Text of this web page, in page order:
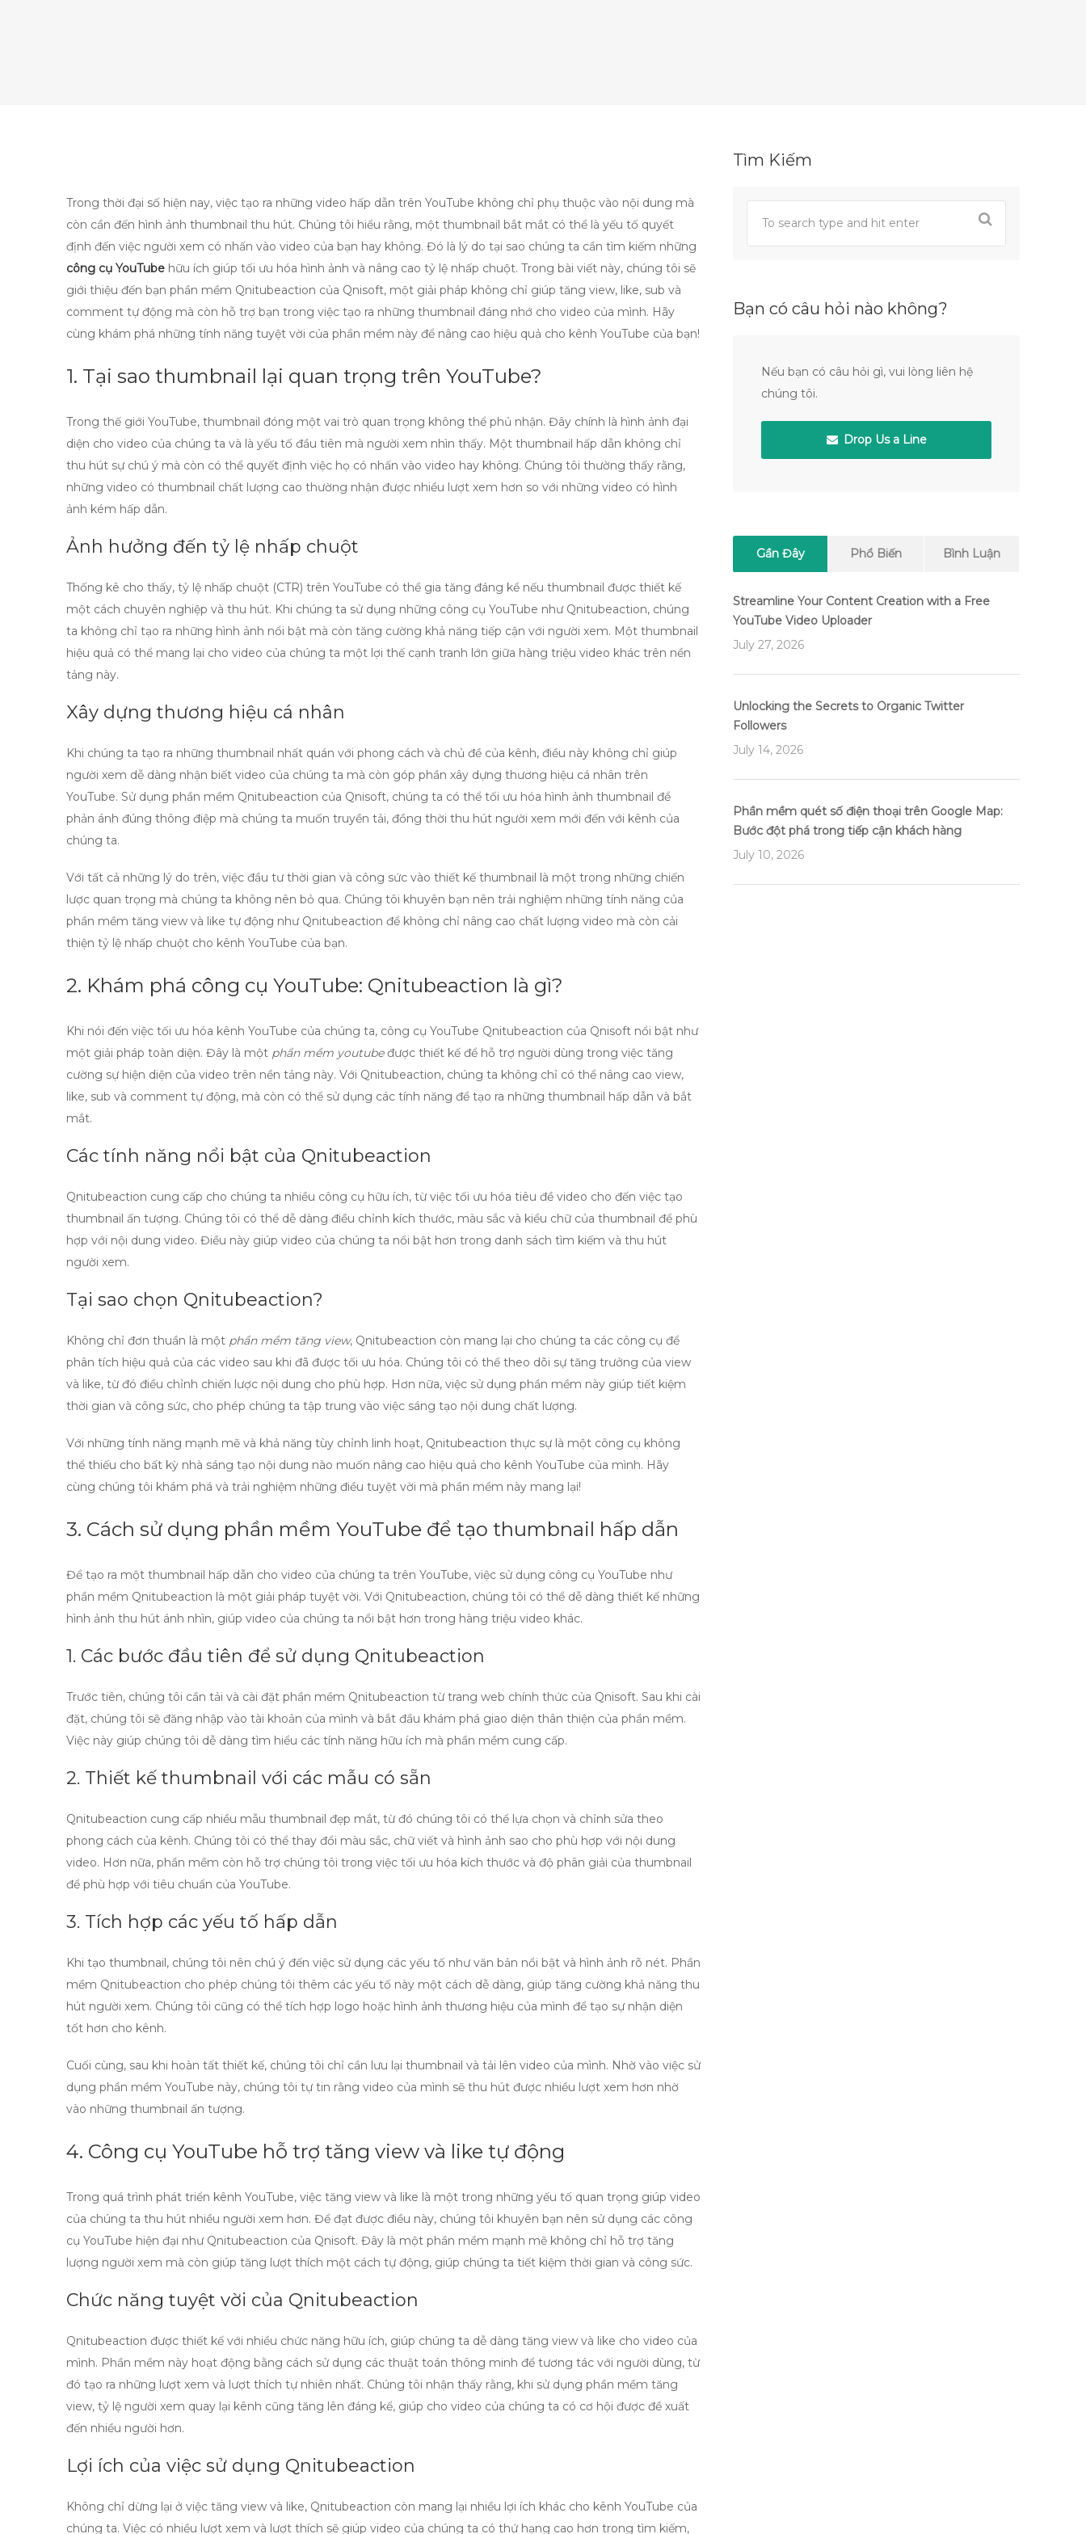
Trong thời đại số hiện nay, việc tạo ra những video hấp dẫn trên YouTube không chỉ phụ thuộc vào nội dung mà
còn cần đến hình ảnh thumbnail thu hút. Chúng tôi hiểu rằng, một thumbnail bắt mắt có thể là yếu tố quyết
định đến việc người xem có nhấn vào video của bạn hay không. Đó là lý do tại sao chúng ta cần tìm kiếm những
công cụ YouTube hữu ích giúp tối ưu hóa hình ảnh và nâng cao tỷ lệ nhấp chuột. Trong bài viết này, chúng tôi sẽ
giới thiệu đến bạn phần mềm Qnitubeaction của Qnisoft, một giải pháp không chỉ giúp tăng view, like, sub và
comment tự động mà còn hỗ trợ bạn trong việc tạo ra những thumbnail đáng nhớ cho video của mình. Hãy
cùng khám phá những tính năng tuyệt vời của phần mềm này để nâng cao hiệu quả cho kênh YouTube của bạn!
1. Tại sao thumbnail lại quan trọng trên YouTube?
Trong thế giới YouTube, thumbnail đóng một vai trò quan trọng không thể phủ nhận. Đây chính là hình ảnh đại
diện cho video của chúng ta và là yếu tố đầu tiên mà người xem nhìn thấy. Một thumbnail hấp dẫn không chỉ
thu hút sự chú ý mà còn có thể quyết định việc họ có nhấn vào video hay không. Chúng tôi thường thấy rằng,
những video có thumbnail chất lượng cao thường nhận được nhiều lượt xem hơn so với những video có hình
ảnh kém hấp dẫn.
Ảnh hưởng đến tỷ lệ nhấp chuột
Thống kê cho thấy, tỷ lệ nhấp chuột (CTR) trên YouTube có thể gia tăng đáng kể nếu thumbnail được thiết kế
một cách chuyên nghiệp và thu hút. Khi chúng ta sử dụng những công cụ YouTube như Qnitubeaction, chúng
ta không chỉ tạo ra những hình ảnh nổi bật mà còn tăng cường khả năng tiếp cận với người xem. Một thumbnail
hiệu quả có thể mang lại cho video của chúng ta một lợi thế cạnh tranh lớn giữa hàng triệu video khác trên nền
tảng này.
Xây dựng thương hiệu cá nhân
Khi chúng ta tạo ra những thumbnail nhất quán với phong cách và chủ đề của kênh, điều này không chỉ giúp
người xem dễ dàng nhận biết video của chúng ta mà còn góp phần xây dựng thương hiệu cá nhân trên
YouTube. Sử dụng phần mềm Qnitubeaction của Qnisoft, chúng ta có thể tối ưu hóa hình ảnh thumbnail để
phản ánh đúng thông điệp mà chúng ta muốn truyền tải, đồng thời thu hút người xem mới đến với kênh của
chúng ta.
Với tất cả những lý do trên, việc đầu tư thời gian và công sức vào thiết kế thumbnail là một trong những chiến
lược quan trọng mà chúng ta không nên bỏ qua. Chúng tôi khuyên bạn nên trải nghiệm những tính năng của
phần mềm tăng view và like tự động như Qnitubeaction để không chỉ nâng cao chất lượng video mà còn cải
thiện tỷ lệ nhấp chuột cho kênh YouTube của bạn.
2. Khám phá công cụ YouTube: Qnitubeaction là gì?
Khi nói đến việc tối ưu hóa kênh YouTube của chúng ta, công cụ YouTube Qnitubeaction của Qnisoft nổi bật như
một giải pháp toàn diện. Đây là một phần mềm youtubeđược thiết kế để hỗ trợ người dùng trong việc tăng
cường sự hiện diện của video trên nền tảng này. Với Qnitubeaction, chúng ta không chỉ có thể nâng cao view,
like, sub và comment tự động, mà còn có thể sử dụng các tính năng để tạo ra những thumbnail hấp dẫn và bắt
mắt.
Các tính năng nổi bật của Qnitubeaction
Qnitubeaction cung cấp cho chúng ta nhiều công cụ hữu ích, từ việc tối ưu hóa tiêu đề video cho đến việc tạo
thumbnail ấn tượng. Chúng tôi có thể dễ dàng điều chỉnh kích thước, màu sắc và kiểu chữ của thumbnail để phù
hợp với nội dung video. Điều này giúp video của chúng ta nổi bật hơn trong danh sách tìm kiếm và thu hút
người xem.
Tại sao chọn Qnitubeaction?
Không chỉ đơn thuần là một phần mềm tăng view, Qnitubeaction còn mang lại cho chúng ta các công cụ để
phân tích hiệu quả của các video sau khi đã được tối ưu hóa. Chúng tôi có thể theo dõi sự tăng trưởng của view
và like, từ đó điều chỉnh chiến lược nội dung cho phù hợp. Hơn nữa, việc sử dụng phần mềm này giúp tiết kiệm
thời gian và công sức, cho phép chúng ta tập trung vào việc sáng tạo nội dung chất lượng.
Với những tính năng mạnh mẽ và khả năng tùy chỉnh linh hoạt, Qnitubeaction thực sự là một công cụ không
thể thiếu cho bất kỳ nhà sáng tạo nội dung nào muốn nâng cao hiệu quả cho kênh YouTube của mình. Hãy
cùng chúng tôi khám phá và trải nghiệm những điều tuyệt vời mà phần mềm này mang lại!
3. Cách sử dụng phần mềm YouTube để tạo thumbnail hấp dẫn
Để tạo ra một thumbnail hấp dẫn cho video của chúng ta trên YouTube, việc sử dụng công cụ YouTube như
phần mềm Qnitubeaction là một giải pháp tuyệt vời. Với Qnitubeaction, chúng tôi có thể dễ dàng thiết kế những
hình ảnh thu hút ánh nhìn, giúp video của chúng ta nổi bật hơn trong hàng triệu video khác.
1. Các bước đầu tiên để sử dụng Qnitubeaction
Trước tiên, chúng tôi cần tải và cài đặt phần mềm Qnitubeaction từ trang web chính thức của Qnisoft. Sau khi cài
đặt, chúng tôi sẽ đăng nhập vào tài khoản của mình và bắt đầu khám phá giao diện thân thiện của phần mềm.
Việc này giúp chúng tôi dễ dàng tìm hiểu các tính năng hữu ích mà phần mềm cung cấp.
2. Thiết kế thumbnail với các mẫu có sẵn
Qnitubeaction cung cấp nhiều mẫu thumbnail đẹp mắt, từ đó chúng tôi có thể lựa chọn và chỉnh sửa theo
phong cách của kênh. Chúng tôi có thể thay đổi màu sắc, chữ viết và hình ảnh sao cho phù hợp với nội dung
video. Hơn nữa, phần mềm còn hỗ trợ chúng tôi trong việc tối ưu hóa kích thước và độ phân giải của thumbnail
để phù hợp với tiêu chuẩn của YouTube.
3. Tích hợp các yếu tố hấp dẫn
Khi tạo thumbnail, chúng tôi nên chú ý đến việc sử dụng các yếu tố như văn bản nổi bật và hình ảnh rõ nét. Phần
mềm Qnitubeaction cho phép chúng tôi thêm các yếu tố này một cách dễ dàng, giúp tăng cường khả năng thu
hút người xem. Chúng tôi cũng có thể tích hợp logo hoặc hình ảnh thương hiệu của mình để tạo sự nhận diện
tốt hơn cho kênh.
Cuối cùng, sau khi hoàn tất thiết kế, chúng tôi chỉ cần lưu lại thumbnail và tải lên video của mình. Nhờ vào việc sử
dụng phần mềm YouTube này, chúng tôi tự tin rằng video của mình sẽ thu hút được nhiều lượt xem hơn nhờ
vào những thumbnail ấn tượng.
4. Công cụ YouTube hỗ trợ tăng view và like tự động
Trong quá trình phát triển kênh YouTube, việc tăng view và like là một trong những yếu tố quan trọng giúp video
của chúng ta thu hút nhiều người xem hơn. Để đạt được điều này, chúng tôi khuyên bạn nên sử dụng các công
cụ YouTube hiện đại như Qnitubeaction của Qnisoft. Đây là một phần mềm mạnh mẽ không chỉ hỗ trợ tăng
lượng người xem mà còn giúp tăng lượt thích một cách tự động, giúp chúng ta tiết kiệm thời gian và công sức.
Chức năng tuyệt vời của Qnitubeaction
Qnitubeaction được thiết kế với nhiều chức năng hữu ích, giúp chúng ta dễ dàng tăng view và like cho video của
mình. Phần mềm này hoạt động bằng cách sử dụng các thuật toán thông minh để tương tác với người dùng, từ
đó tạo ra những lượt xem và lượt thích tự nhiên nhất. Chúng tôi nhận thấy rằng, khi sử dụng phần mềm tăng
view, tỷ lệ người xem quay lại kênh cũng tăng lên đáng kể, giúp cho video của chúng ta có cơ hội được đề xuất
đến nhiều người hơn.
Lợi ích của việc sử dụng Qnitubeaction
Không chỉ dừng lại ở việc tăng view và like, Qnitubeaction còn mang lại nhiều lợi ích khác cho kênh YouTube của
chúng ta. Việc có nhiều lượt xem và lượt thích sẽ giúp video của chúng ta có thứ hạng cao hơn trong tìm kiếm,
Tìm Kiếm
Bạn có câu hỏi nào không?
Nếu bạn có câu hỏi gì, vui lòng liên hệ
chúng tôi.
Drop Us a Line
Gần Đây Phổ Biến Bình Luận
Streamline Your Content Creation with a Free
YouTube Video Uploader
July 27, 2026
Unlocking the Secrets to Organic Twitter
Followers
July 14, 2026
Phần mềm quét số điện thoại trên Google Map:
Bước đột phá trong tiếp cận khách hàng
July 10, 2026